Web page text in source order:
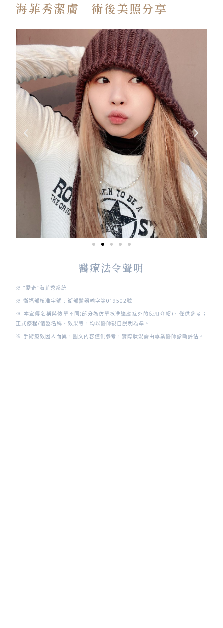
海菲秀潔膚｜術後美照分享
醫療法令聲明
※“愛奇”海菲秀系統
※ 衛福部核准字號 :衛部醫器輸字第019502號
※ 本宣傳名稱與仿單不同(部分為仿單核准適應症外的使用介紹)，僅供參考；
正式療程/儀器名稱、效果等，均以醫師親自說明為準。
※ 手術療效因人而異，圖文內容僅供參考，實際狀況需由專業醫師診斷評估。